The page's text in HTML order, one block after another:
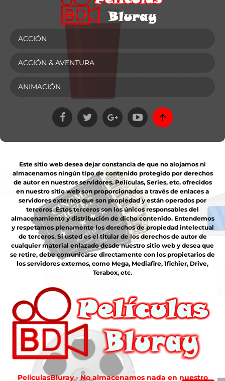
ACCIÓN
ACCIÓN & AVENTURA
ANIMACIÓN
Este sitio web desea dejar constancia de que no alojamos ni
almacenamos ningún tipo de contenido protegido por derechos
de autor en nuestros servidores. Películas, Series, etc. ofrecidos
en nuestro sitio web son proporcionados a través de enlaces a
servidores externos que son propiedad y están operados por
terceros. Estos terceros son los únicos responsables del
almacenamiento y distribución de dicho contenido. Entendemos
y respetamos plenamente los derechos de propiedad intelectual
de terceros. Si usted es el titular de los derechos de autor de
cualquier material enlazado desde nuestro sitio web y desea que
se retire, debe comunicarse directamente con los propietarios de
los servidores externos, como Mega, Mediafire, 1fichier, Drive,
Terabox, etc.
PeliculasBluray - No almacenamos nada en nuestro